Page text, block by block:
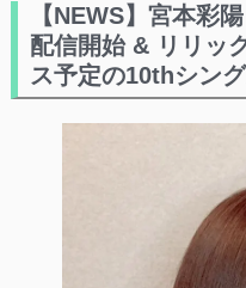
【NEWS】宮本彩
配信開始 & リリッ
ス予定の10thシン